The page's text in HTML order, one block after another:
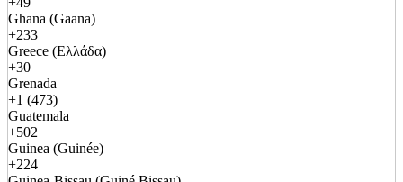
Ghana (Gaana)
+233
Greece (Ελλάδα)
+30
Grenada
+1 (473)
Guatemala
+502
Guinea (Guinée)
+224